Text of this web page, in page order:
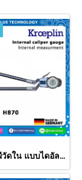
H870 - ตีนผีวัดใน แบบไดอัล/แบบสเกล 70-170 mm